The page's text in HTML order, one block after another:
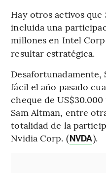
Hay otros activos que
incluida una
millones en Intel
resultar estratégica.
Desafortunadamente,
fácil el año pasado
cheque de
Sam Altman, entre
totalidad de la
Nvidia Corp. (NVDA).